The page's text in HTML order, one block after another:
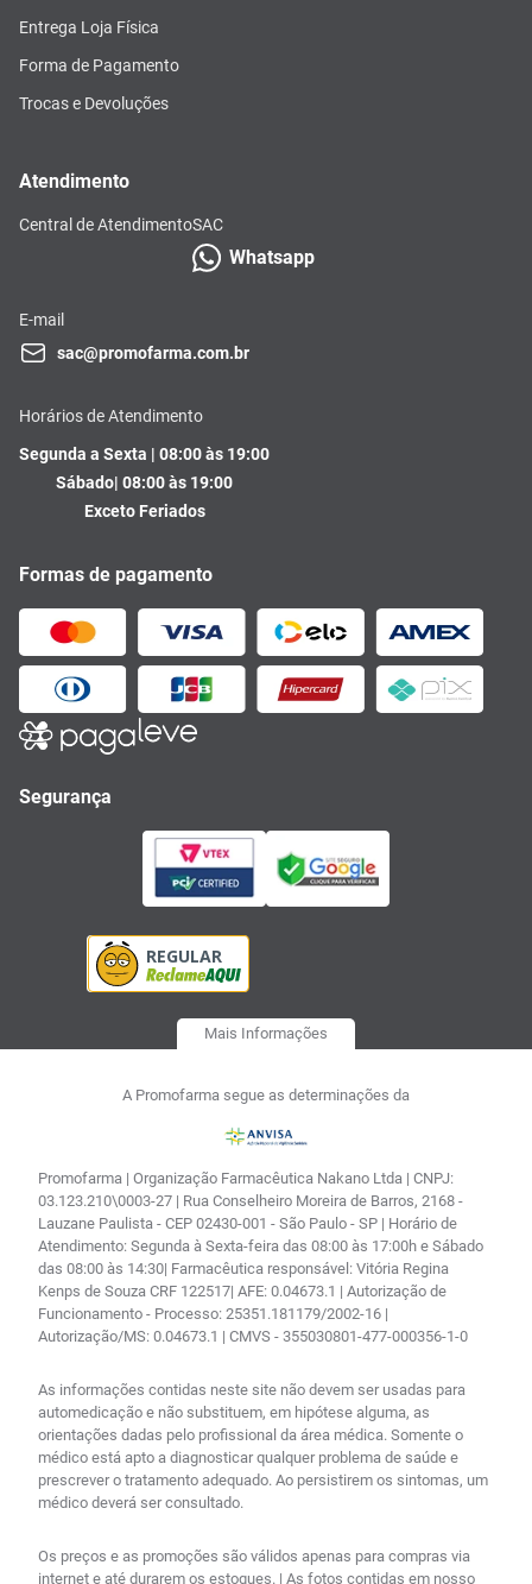
Entrega Loja Física
Forma de Pagamento
Trocas e Devoluções
Atendimento
Central de AtendimentoSAC
Whatsapp
E-mail
sac@promofarma.com.br
Horários de Atendimento
Segunda a Sexta | 08:00 às 19:00
Sábado| 08:00 às 19:00
Exceto Feriados
Formas de pagamento
Segurança
Mais Informações
A Promofarma segue as determinações da
Promofarma | Organização Farmacêutica Nakano Ltda | CNPJ:
03.123.210\0003-27 | Rua Conselheiro Moreira de Barros, 2168 -
Lauzane Paulista - CEP 02430-001 - São Paulo - SP | Horário de
Atendimento: Segunda à Sexta-feira das 08:00 às 17:00h e Sábado
das 08:00 às 14:30| Farmacêutica responsável: Vitória Regina
Kenps de Souza CRF 122517| AFE: 0.04673.1 | Autorização de
Funcionamento - Processo: 25351.181179/2002-16 |
Autorização/MS: 0.04673.1 | CMVS - 355030801-477-000356-1-0
As informações contidas neste site não devem ser usadas para
automedicação e não substituem, em hipótese alguma, as
orientações dadas pelo profissional da área médica. Somente o
médico está apto a diagnosticar qualquer problema de saúde e
prescrever o tratamento adequado. Ao persistirem os sintomas, um
médico deverá ser consultado.
Os preços e as promoções são válidos apenas para compras via
internet e até durarem os estoques. | As fotos contidas em nosso